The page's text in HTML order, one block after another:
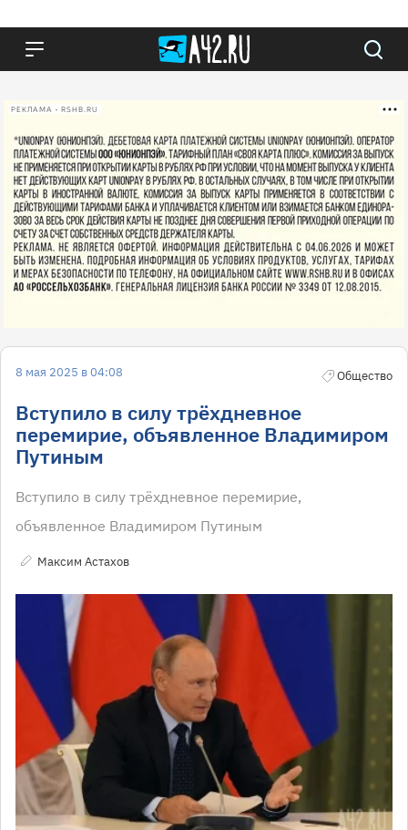
РЕКЛАМА • RSHB.RU
8 мая 2025 в 04:08 Общество
Вступило в силу трёхдневное
перемирие, объявленное Владимиром
Путиным
Вступило в силу трёхдневное перемирие,
объявленное Владимиром Путиным
Максим Астахов